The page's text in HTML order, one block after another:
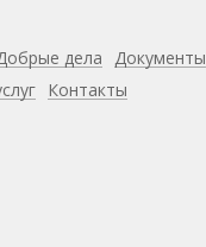
дела Документы
Контакты